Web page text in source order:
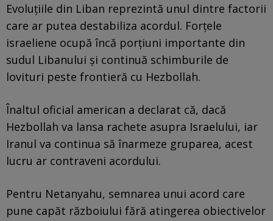
Evoluțiile din Liban reprezintă unul dintre factorii
care ar putea destabiliza acordul. Forțele
israeliene ocupă încă porțiuni importante din
sudul Libanului și continuă schimburile de
lovituri peste frontieră cu Hezbollah.
Înaltul oficial american a declarat că, dacă
Hezbollah va lansa rachete asupra Israelului, iar
Iranul va continua să înarmeze gruparea, acest
lucru ar contraveni acordului.
Pentru Netanyahu, semnarea unui acord care
pune capăt războiului fără atingerea obiectivelor